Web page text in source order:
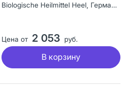
Biologische Heilmittel Heel, Германия
Цена от 2 053 руб.
В корзину